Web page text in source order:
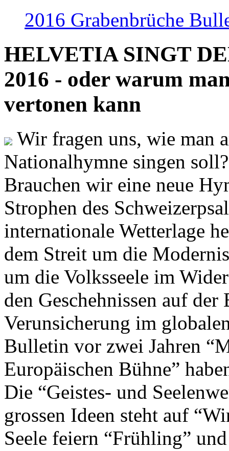
2016 Grabenbrüche
HELVETIA SINGT
2016 - oder warum
vertonen kann
Wir fragen uns, wie man
Nationalhymne singen
Brauchen wir eine neue
Strophen des
internationale Wetterlage
dem Streit um die
um die Volksseele im
den Geschehnissen auf
Verunsicherung im
Bulletin vor zwei Jahren
Europäischen Bühne”
Die “Geistes- und
grossen Ideen steht auf
Seele feiern “Frühling”